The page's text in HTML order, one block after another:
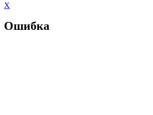
X
Ошибка